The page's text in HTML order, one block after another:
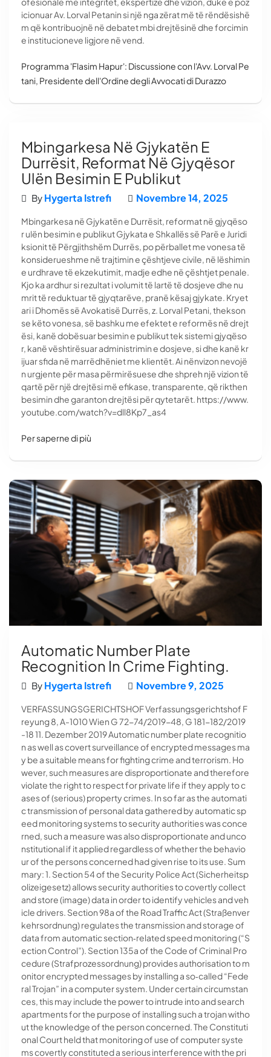
icionuar Av. Lorval Petanin si një nga zërat më të rëndësishë
m që kontribuojnë në debatet mbi drejtësinë dhe forcimin
e institucioneve ligjore në vend.
Programma 'Flasim Hapur': Discussione con l'Avv. Lorval Pe
tani, Presidente dell'Ordine degli Avvocati di Durazzo
Mbingarkesa Në Gjykatën E
Durrësit, Reformat Në Gjyqësor
Ulën Besimin E Publikut
By Hygerta Istrefi Novembre 14, 2025
Mbingarkesa në Gjykatën e Durrësit, reformat në gjyqëso
r ulën besimin e publikut Gjykata e Shkallës së Parë e Juridi
ksionit të Përgjithshëm Durrës, po përballet me vonesa të
konsiderueshme në trajtimin e çështjeve civile, në lëshimin
e urdhrave të ekzekutimit, madje edhe në çështjet penale.
Kjo ka ardhur si rezultat i volumit të lartë të dosjeve dhe nu
mrit të reduktuar të gjyqtarëve, pranë kësaj gjykate. Kryet
ari i Dhomës së Avokatisë Durrës, z. Lorval Petani, thekson
se këto vonesa, së bashku me efektet e reformës në drejt
ësi, kanë dobësuar besimin e publikut tek sistemi gjyqëso
r, kanë vështirësuar administrimin e dosjeve, si dhe kanë kr
ijuar sfida në marrëdhëniet me klientët. Ai nënvizon nevojë
n urgjente për masa përmirësuese dhe shpreh një vizion të
qartë për një drejtësi më efikase, transparente, që rikthen
besimin dhe garanton drejtësi për qytetarët. https://www.
youtube.com/watch?v=dll8Kp7_as4
Per saperne di più
Automatic Number Plate
Recognition In Crime Fighting.
By Hygerta Istrefi Novembre 9, 2025
VERFASSUNGSGERICHTSHOF Verfassungsgerichtshof F
reyung 8, A-1010 Wien G 72-74/2019-48, G 181-182/2019
-18 11. Dezember 2019 Automatic number plate recognitio
n as well as covert surveillance of encrypted messages ma
y be a suitable means for fighting crime and terrorism. Ho
wever, such measures are disproportionate and therefore
violate the right to respect for private life if they apply to c
ases of (serious) property crimes. In so far as the automati
c transmission of personal data gathered by automatic sp
eed monitoring systems to security authorities was conce
rned, such a measure was also disproportionate and unco
nstitutional if it applied regardless of whether the behavio
ur of the persons concerned had given rise to its use. Sum
mary: 1. Section 54 of the Security Police Act (Sicherheitsp
olizeigesetz) allows security authorities to covertly collect
and store (image) data in order to identify vehicles and veh
icle drivers. Section 98a of the Road Traffic Act (Straßenver
kehrsordnung) regulates the transmission and storage of
data from automatic section‐related speed monitoring (“S
ection Control”). Section 135a of the Code of Criminal Pro
cedure (Strafprozessordnung) provides authorisation to m
onitor encrypted messages by installing a so‐called “Fede
ral Trojan” in a computer system. Under certain circumstan
ces, this may include the power to intrude into and search
apartments for the purpose of installing such a trojan witho
ut the knowledge of the person concerned. The Constituti
onal Court held that monitoring of use of computer syste
ms covertly constituted a serious interference with the pri